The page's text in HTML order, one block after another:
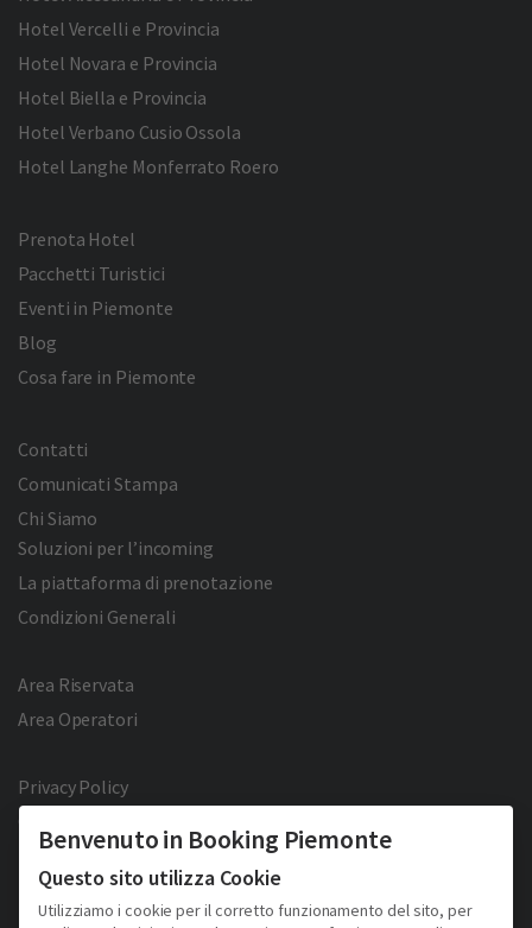
Hotel Vercelli e Provincia
Hotel Novara e Provincia
Hotel Biella e Provincia
Hotel Verbano Cusio Ossola
Hotel Langhe Monferrato Roero
Prenota Hotel
Pacchetti Turistici
Eventi in Piemonte
Blog
Cosa fare in Piemonte
Contatti
Comunicati Stampa
Chi Siamo
Soluzioni per l’incoming
La piattaforma di prenotazione
Condizioni Generali
Area Riservata
Area Operatori
Privacy Policy
Facebook
Twitter YouTube Pinterest
Benvenuto in Booking Piemonte
Questo sito utilizza Cookie
Utilizziamo i cookie per il corretto funzionamento del sito, per